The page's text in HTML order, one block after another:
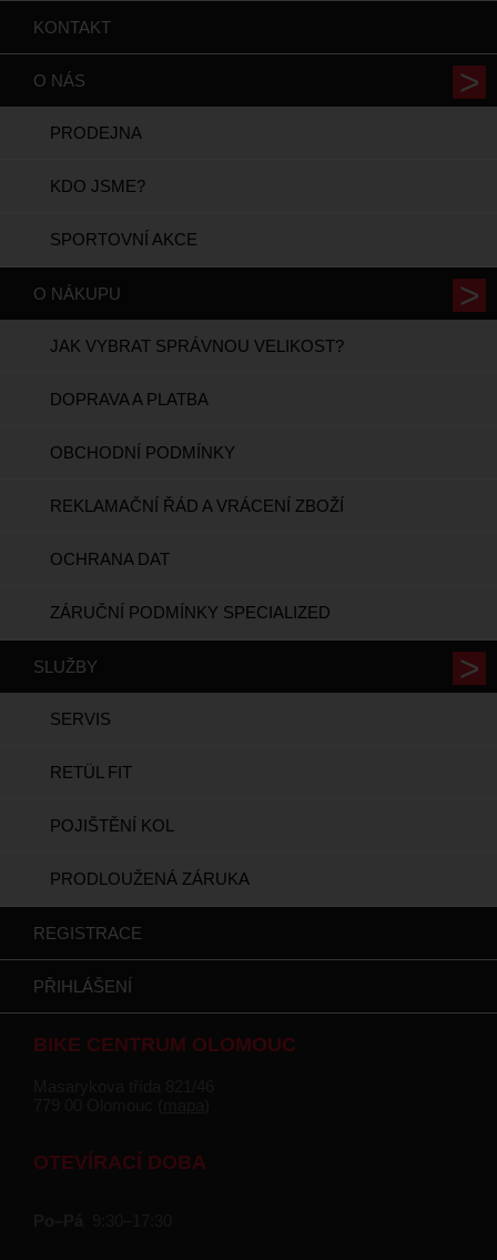
KONTAKT
O NÁS
PRODEJNA
KDO JSME?
SPORTOVNÍ AKCE
O NÁKUPU
JAK VYBRAT SPRÁVNOU VELIKOST?
DOPRAVA A PLATBA
OBCHODNÍ PODMÍNKY
REKLAMAČNÍ ŘÁD A VRÁCENÍ ZBOŽÍ
OCHRANA DAT
ZÁRUČNÍ PODMÍNKY SPECIALIZED
SLUŽBY
SERVIS
RETÜL FIT
POJIŠTĚNÍ KOL
PRODLOUŽENÁ ZÁRUKA
REGISTRACE
PŘIHLÁŠENÍ
BIKE CENTRUM OLOMOUC
OTEVÍRACÍ DOBA